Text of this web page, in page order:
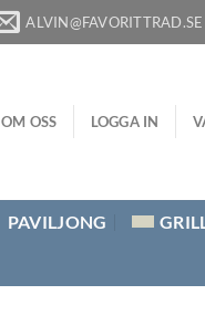
ALVIN@FAVORITTRAD.SE
OM OSS LOGGA IN
PAVILJONG